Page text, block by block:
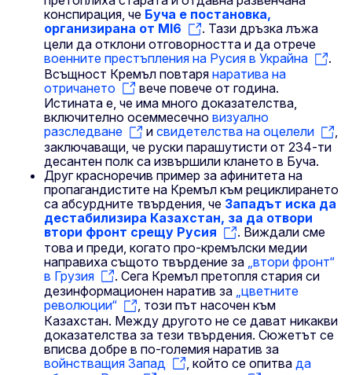
конспирация, че Буча е постановка,
организирана от MI6
. Тази дръзка лъжа
цели да отклони отговорността и да отрече
военните престъпления на Русия в Украйна
.
Всъщност Кремъл повтаря наратива на
отричането
вече повече от година.
Истината е, че има много доказателства,
включително осеммесечно визуално
разследване
и свидетелства на оцелели
,
заключаващи, че руски парашутисти от 234-ти
десантен полк са извършили клането в Буча.
Друг красноречив пример за афинитета на
пропагандистите на Кремъл към рециклирането
са абсурдните твърдения, че Западът иска да
дестабилизира Казахстан, за да отвори
втори фронт срещу Русия
. Виждали сме
това и преди, когато про-кремълски медии
направиха същото твърдение за „втори фронт“
в Грузия
. Сега Кремъл претопля стария си
дезинформационен наратив за „цветните
революции“
, този път насочен към
Казахстан. Между другото не се дават никакви
доказателства за тези твърдения. Сюжетът се
вписва добре в по-големия наратив за
войнстващия Запад
, който се опитва да